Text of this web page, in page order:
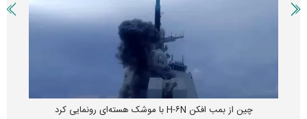
چین از بمب افکن H-۶N با موشک هسته‌ای رونمایی کرد